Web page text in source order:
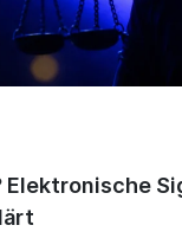
Elektronische